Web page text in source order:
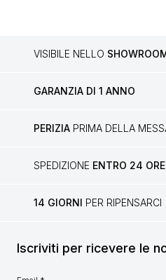
VISIBILE NELLO
GARANZIA DI 1 ANNO
PERIZIA PRIMA DELLA
SPEDIZIONE ENTRO 24 ORE
14 GIORNI PER RIPENSARCI
Iscriviti per ricevere le